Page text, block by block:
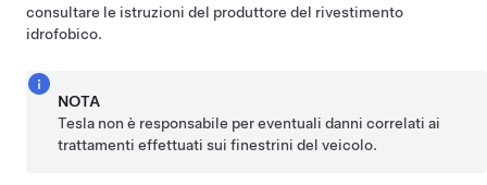
consultare le istruzioni del produttore del rivestimento
idrofobico.
NOTA
Tesla non è responsabile per eventuali danni correlati ai
trattamenti effettuati sui finestrini del veicolo.